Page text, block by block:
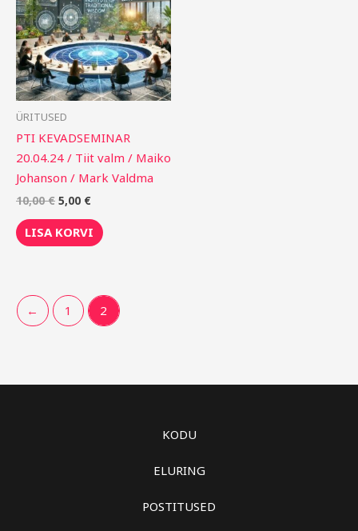
ÜRITUSED
PTI KEVADSEMINAR
20.04.24 / Tiit valm / Maiko
Johanson / Mark Valdma
10,00€ 5,00 €
LISA KORVI
← 1 2
KODU
ELURING
POSTITUSED